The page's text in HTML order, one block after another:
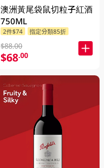
澳洲黃尾袋鼠切粒子紅酒
750ML
2件$74 指定分類85折
$88.00
$68.00